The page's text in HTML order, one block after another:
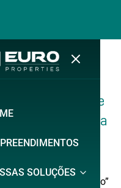
SOLUÇÕES
na Câmara e
anos de espera
“aluguel consignado”